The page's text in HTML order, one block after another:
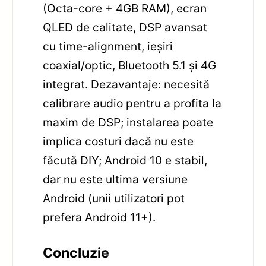
(Octa-core + 4GB RAM), ecran
QLED de calitate, DSP avansat
cu time-alignment, ieșiri
coaxial/optic, Bluetooth 5.1 și 4G
integrat. Dezavantaje: necesită
calibrare audio pentru a profita la
maxim de DSP; instalarea poate
implica costuri dacă nu este
făcută DIY; Android 10 e stabil,
dar nu este ultima versiune
Android (unii utilizatori pot
prefera Android 11+).
Concluzie